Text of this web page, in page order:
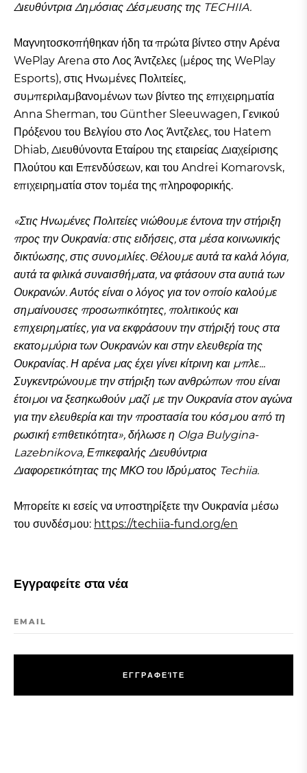
Διευθύντρια Δημόσιας Δέσμευσης της TECHIIA.
Μαγνητοσκοπήθηκαν ήδη τα πρώτα βίντεο στην Αρένα
WePlay Arena στο Λος Άντζελες (μέρος της WePlay
Esports), στις Ηνωμένες Πολιτείες,
συμπεριλαμβανομένων των βίντεο της επιχειρηματία
Anna Sherman, του Günther Sleeuwagen, Γενικού
Πρόξενου του Βελγίου στο Λος Άντζελες, του Hatem
Dhiab, Διευθύνοντα Εταίρου της εταιρείας Διαχείρισης
Πλούτου και Επενδύσεων, και του Andrei Komarovsk,
επιχειρηματία στον τομέα της πληροφορικής.
«Στις Ηνωμένες Πολιτείες νιώθουμε έντονα την στήριξη
προς την Ουκρανία: στις ειδήσεις, στα μέσα κοινωνικής
δικτύωσης, στις συνομιλίες. Θέλουμε αυτά τα καλά λόγια,
αυτά τα φιλικά συναισθήματα, να φτάσουν στα αυτιά των
Ουκρανών. Αυτός είναι ο λόγος για τον οποίο καλούμε
σημαίνουσες προσωπικότητες, πολιτικούς και
επιχειρηματίες, για να εκφράσουν την στήριξή τους στα
εκατομμύρια των Ουκρανών και στην ελευθερία της
Ουκρανίας. Η αρένα μας έχει γίνει κίτρινη και μπλε...
Συγκεντρώνουμε την στήριξη των ανθρώπων που είναι
έτοιμοι να ξεσηκωθούν μαζί με την Ουκρανία στον αγώνα
για την ελευθερία και την προστασία του κόσμου από τη
ρωσική επιθετικότητα», δήλωσε η Olga Bulygina-
Lazebnikova, Επικεφαλής Διευθύντρια
Διαφορετικότητας της ΜΚΟ του Ιδρύματος Techiia.
Μπορείτε κι εσείς να υποστηρίξετε την Ουκρανία μέσω
του συνδέσμου: https://techiia-fund.org/en
Εγγραφείτε στα νέα
EMAIL
ΕΓΓΡΑΦΕΊΤΕ